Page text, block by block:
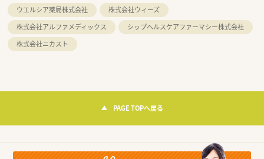
ウエルシア薬局株式会社
株式会社ウィーズ
株式会社アルファメディックス
シップヘルスケアファーマシー株式会社
株式会社ニカスト
PAGE TOPへ戻る